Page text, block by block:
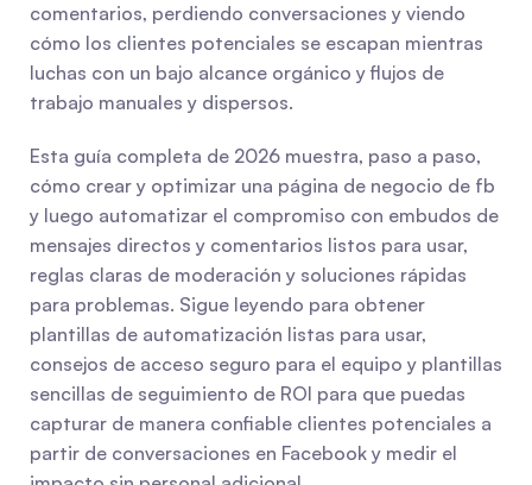
comentarios, perdiendo conversaciones y viendo
cómo los clientes potenciales se escapan mientras
luchas con un bajo alcance orgánico y flujos de
trabajo manuales y dispersos.
Esta guía completa de 2026 muestra, paso a paso,
cómo crear y optimizar una página de negocio de fb
y luego automatizar el compromiso con embudos de
mensajes directos y comentarios listos para usar,
reglas claras de moderación y soluciones rápidas
para problemas. Sigue leyendo para obtener
plantillas de automatización listas para usar,
consejos de acceso seguro para el equipo y plantillas
sencillas de seguimiento de ROI para que puedas
capturar de manera confiable clientes potenciales a
partir de conversaciones en Facebook y medir el